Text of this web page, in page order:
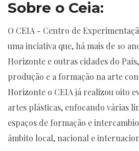
Sobre o Ceia:
O CEIA - Centro de
uma inciativa que, há mais de 10
Horizonte e outras cidades do
produção e a formação na arte
Horizonte o CEIA já realizou oito
artes plásticas, enfocando várias
espaços de formação e
âmbito local, nacional e